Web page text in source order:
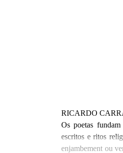
RICARDO
Os poetas
escritos e ritos
enjambement ou